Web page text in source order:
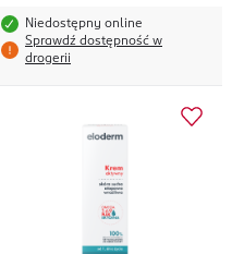
Niedostępny online
Sprawdź dostępność w
drogerii